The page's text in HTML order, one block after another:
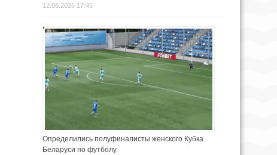
12.06.2026 17:45
Определились полуфиналисты женского Кубка
Беларуси по футболу